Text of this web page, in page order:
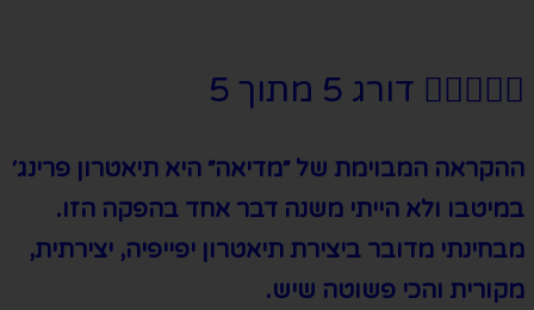
 דורג 5 מתוך 5
ההקראה המבוימת של ״מדיאה״ היא תיאטרון פרינג׳
במיטבו ולא הייתי משנה דבר אחד בהפקה הזו.
מבחינתי מדובר ביצירת תיאטרון יפייפיה, יצירתית,
מקורית והכי פשוטה שיש.